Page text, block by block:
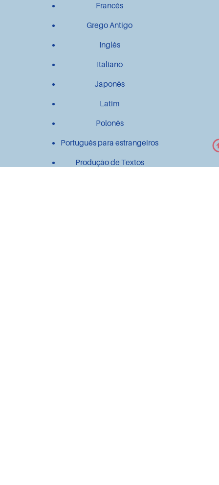
Francês
Grego Antigo
Inglês
Italiano
Japonês
Latim
Polonês
Português para estrangeiros
Produção de Textos